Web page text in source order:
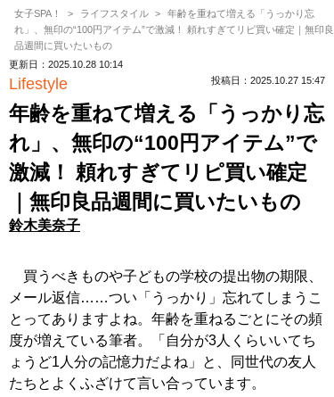
女子SPA！ ライフスタイル
年齢を重ねて増える「うっかり忘
れ」、無印の“100円アイテム”で激減！ 頼れすぎてリピ買い確定｜無印良
品週間に買いたいもの
更新日：2025.10.28 10:14
Lifestyle 投稿日：2025.10.27 15:47
年齢を重ねて増える「うっかり忘
れ」、無印の“100円アイテム”で
激減！ 頼れすぎてリピ買い確定
｜無印良品週間に買いたいもの
鈴木美奈子
買うべきものや子どもの学校の提出物の期限、
メール返信……つい「うっかり」忘れてしまうこ
とってありますよね。年齢を重ねるごとにその頻
度が増えている筆者。「自分が3人くらいいてち
ょうど1人分の記憶力だよね」と、同世代の友人
たちとよくふざけて言い合っています。